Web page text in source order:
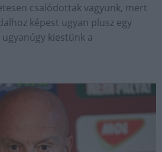
csalódottak vagyunk, mert
képest ugyan plusz egy
kiestünk a